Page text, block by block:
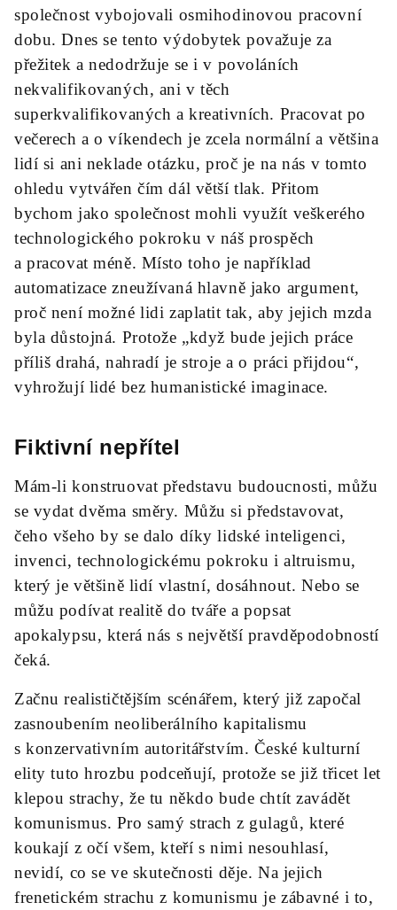
společnost vybojovali osmihodinovou pracovní
dobu. Dnes se tento výdobytek považuje za
přežitek a nedodržuje se i v povoláních
nekvalifikovaných, ani v těch
superkvalifikovaných a kreativních. Pracovat po
večerech a o víkendech je zcela normální a většina
lidí si ani neklade otázku, proč je na nás v tomto
ohledu vytvářen čím dál větší tlak. Přitom
bychom jako společnost mohli využít veškerého
technologického pokroku v náš prospěch
a pracovat méně. Místo toho je například
automatizace zneužívaná hlavně jako argument,
proč není možné lidi zaplatit tak, aby jejich mzda
byla důstojná. Protože „když bude jejich práce
příliš drahá, nahradí je stroje a o práci přijdou“,
vyhrožují lidé bez humanistické imaginace.
Fiktivní nepřítel
Mám-li konstruovat představu budoucnosti, můžu
se vydat dvěma směry. Můžu si představovat,
čeho všeho by se dalo díky lidské inteligenci,
invenci, technologickému pokroku i altruismu,
který je většině lidí vlastní, dosáhnout. Nebo se
můžu podívat realitě do tváře a popsat
apokalypsu, která nás s největší pravděpodobností
čeká.
Začnu realističtějším scénářem, který již započal
zasnoubením neoliberálního kapitalismu
s konzervativním autoritářstvím. České kulturní
elity tuto hrozbu podceňují, protože se již třicet let
klepou strachy, že tu někdo bude chtít zavádět
komunismus. Pro samý strach z gulagů, které
koukají z očí všem, kteří s nimi nesouhlasí,
nevidí, co se ve skutečnosti děje. Na jejich
frenetickém strachu z komunismu je zábavné i to,